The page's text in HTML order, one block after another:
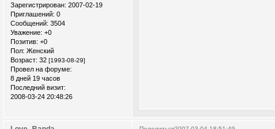
Зарегистрирован: 2007-02-19
Приглашений: 0
Сообщений: 3504
Уважение: +0
Позитив: +0
Пол: Женский
Возраст: 32 [1993-08-29]
Провел на форуме:
8 дней 19 часов
Последний визит:
2008-03-24 20:48:26